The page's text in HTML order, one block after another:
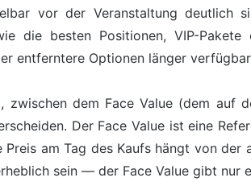
vor der Veranstaltung
die besten Positionen, VIP-
entferntere Optionen länger
zwischen dem Face Value (dem auf
Der Face Value ist eine
Preis am Tag des Kaufs hängt von
sein — der Face Value gibt nur